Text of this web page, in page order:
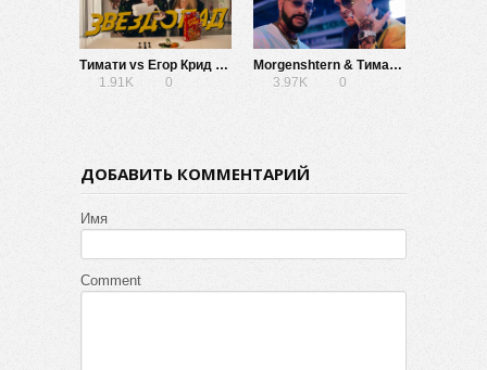
Тимати vs Егор Крид — Звездопад
1.91K
0
Morgenshtern & Тимати — El Problema
3.97K
0
ДОБАВИТЬ КОММЕНТАРИЙ
Имя
Comment